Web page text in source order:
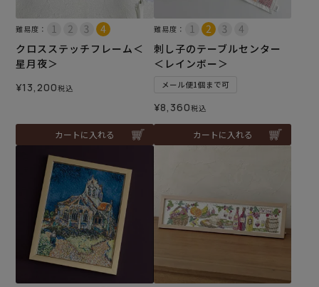
難易度：
クロスステッチフレーム＜
星月夜＞
¥13,200税込
カートに入れる
難易度：
刺し子のテーブルセンター
＜レインボー＞
メール便1個まで可
¥8,360税込
カートに入れる